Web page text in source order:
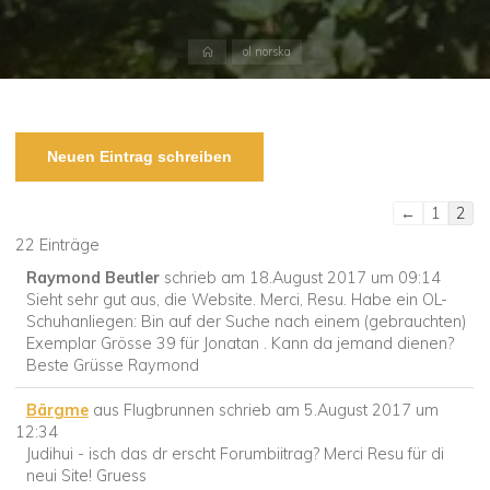
Startol norska
Navigation
← 1
2
22 Einträge
Raymond Beutler schrieb am 18.August 2017 um 09:14
Sieht sehr gut aus, die Website. Merci, Resu. Habe ein OL-
Schuhanliegen: Bin auf der Suche nach einem (gebrauchten)
Exemplar Grösse 39 für Jonatan . Kann da jemand dienen?
Beste Grüsse Raymond
Bärgme aus Flugbrunnen schrieb am 5.August 2017 um
12:34
Judihui - isch das dr erscht Forumbiitrag? Merci Resu für di
neui Site! Gruess